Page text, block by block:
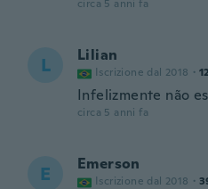
circa 5 anni fa
L Lilian
Iscrizione dal 2018 ·
Infelizmente não
circa 5 anni fa
E Emerson
Iscrizione dal 2018 ·